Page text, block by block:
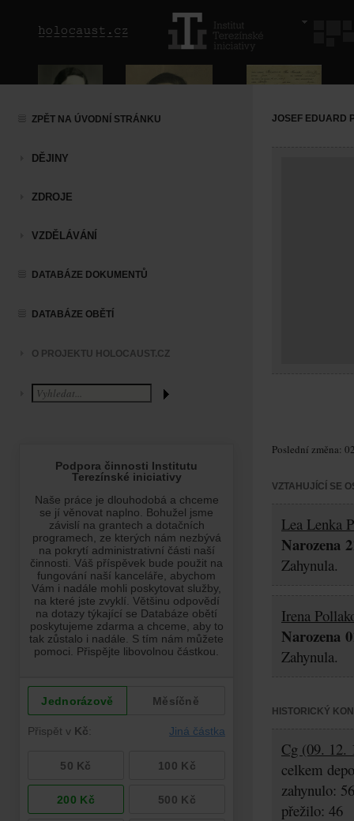
ZPĚT NA ÚVODNÍ STRÁNKU
DĚJINY
ZDROJE
VZDĚLÁVÁNÍ
DATABÁZE DOKUMENTŮ
DATABÁZE OBĚTÍ
O PROJEKTU HOLOCAUST.CZ
JOSEF EDUARD
Poslední změna:
VZTAHUJÍCÍ SE
Lea Lenka
Narozena
Zahynula.
Irena
Narozena
Zahynula.
HISTORICKÝ
Cg (09. 12.
celkem
zahynulo:
přežilo: 46